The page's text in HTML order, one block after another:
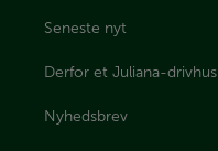
Seneste nyt
Derfor et Juliana-drivhus
Nyhedsbrev